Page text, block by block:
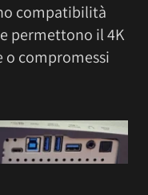
compatibilità
permettono il 4K
o compromessi